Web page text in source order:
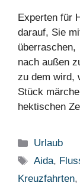
Experten für
darauf, Sie
nach außen
zu dem wird,
Stück
hektischen
Kategorien
Urlaub
Aida,
Kreuzfahrten,